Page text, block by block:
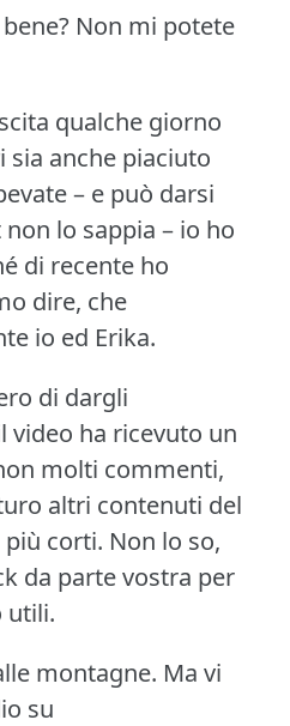
Non mi potete
qualche giorno
sia anche piaciuto
– e può darsi
lo sappia – io ho
di recente ho
dire, che
io ed Erika.
di dargli
video ha ricevuto un
molti commenti,
altri contenuti del
corti. Non lo so,
da parte vostra per
utili.
montagne. Ma vi
su